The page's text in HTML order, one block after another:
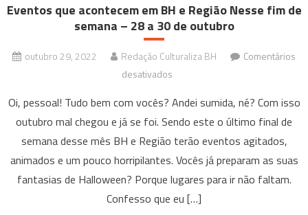
Eventos que acontecem em BH e Região Nesse fim de
semana – 28 a 30 de outubro
outubro 29, 2022 Redação Culturaliza BH
Comentários
desativados
que
acontecem
em
BH
e
Região
Oi, pessoal! Tudo bem com vocês? Andei sumida, né? Com isso
outubro mal chegou e já se foi. Sendo este o último final de
semana desse mês BH e Região terão eventos agitados,
animados e um pouco horripilantes. Vocês já preparam as suas
fantasias de Halloween? Porque lugares para ir não faltam.
Confesso que eu […]